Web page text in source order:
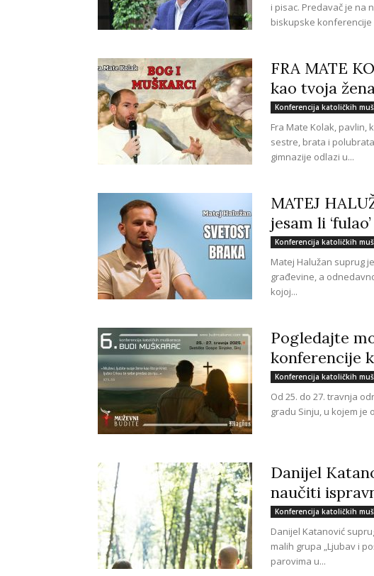
i pisac. Predavač je na
biskupske konferencije
FRA MATE
kao tvoja
Konferencija katoličkih
Fra Mate Kolak, pavlin,
sestre, brata i
gimnazije odlazi u...
MATEJ
jesam li
Konferencija katoličkih
Matej Halužan suprug
građevine, a
kojoj...
Pogledajte
konferencije
Konferencija katoličkih
Od 25. do 27. travnja
gradu Sinju, u kojem je
Danijel
naučiti
Konferencija katoličkih
Danijel Katanović
malih grupa „Ljubav i
parovima u...